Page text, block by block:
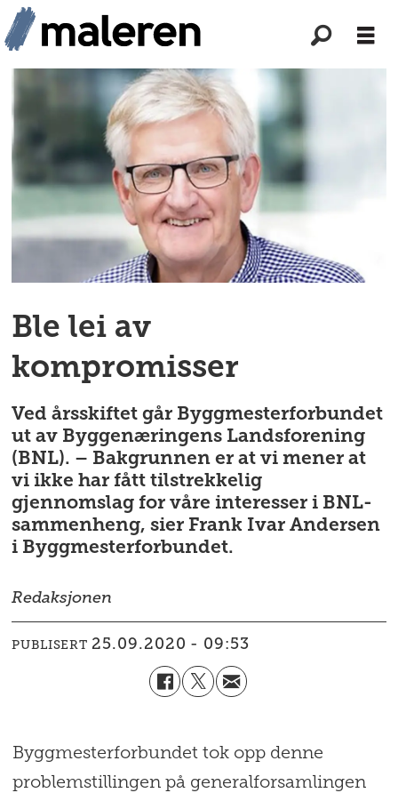
Ble lei av
kompromisser
Ved årsskiftet går Byggmesterforbundet
ut av Byggenæringens Landsforening
(BNL). – Bakgrunnen er at vi mener at
vi ikke har fått tilstrekkelig
gjennomslag for våre interesser i BNL-
sammenheng, sier Frank Ivar Andersen
i Byggmesterforbundet.
Redaksjonen
PUBLISERT 25.09.2020 - 09:53
Byggmesterforbundet tok opp denne
problemstillingen på generalforsamlingen